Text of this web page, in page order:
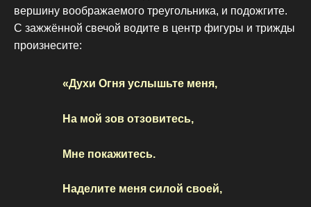
вершину воображаемого треугольника, и подожгите.
С зажжённой свечой водите в центр фигуры и трижды
произнесите:
«Духи Огня услышьте меня,
На мой зов отзовитесь,
Мне покажитесь.
Наделите меня силой своей,